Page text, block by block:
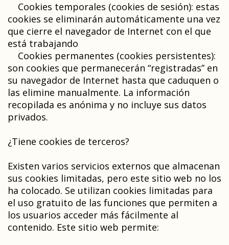
Cookies temporales (cookies de sesión): estas
cookies se eliminarán automáticamente una vez
que cierre el navegador de Internet con el que
está trabajando
Cookies permanentes (cookies persistentes):
son cookies que permanecerán “registradas” en
su navegador de Internet hasta que caduquen o
las elimine manualmente. La información
recopilada es anónima y no incluye sus datos
privados.
¿Tiene cookies de terceros?
Existen varios servicios externos que almacenan
sus cookies limitadas, pero este sitio web no los
ha colocado. Se utilizan cookies limitadas para
el uso gratuito de las funciones que permiten a
los usuarios acceder más fácilmente al
contenido. Este sitio web permite: